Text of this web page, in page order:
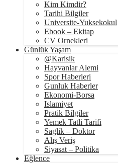
Kim Kimdir?
Tarihi Bilgiler
Universite-Yuksekokul
Ebook – Ekitap
CV Ornekleri
Günlük Yaşam
@Karisik
Hayvanlar Alemi
Spor Haberleri
Gunluk Haberler
Ekonomi-Borsa
Islamiyet
Pratik Bilgiler
Yemek Tatli Tarifi
Saglik – Doktor
Alış Veriş
Siyasat – Politika
Eğlence